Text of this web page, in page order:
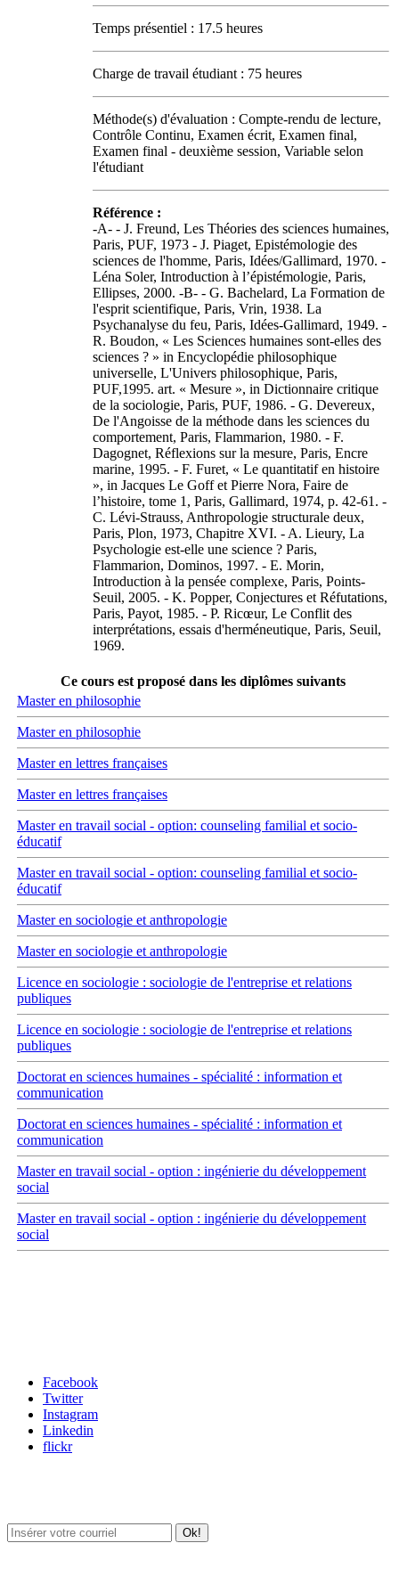
Temps présentiel : 17.5 heures
Charge de travail étudiant : 75 heures
Méthode(s) d'évaluation : Compte-rendu de lecture,
Contrôle Continu, Examen écrit, Examen final,
Examen final - deuxième session, Variable selon
l'étudiant
Référence :
-A- - J. Freund, Les Théories des sciences humaines,
Paris, PUF, 1973 - J. Piaget, Epistémologie des
sciences de l'homme, Paris, Idées/Gallimard, 1970. -
Léna Soler, Introduction à l’épistémologie, Paris,
Ellipses, 2000. -B- - G. Bachelard, La Formation de
l'esprit scientifique, Paris, Vrin, 1938. La
Psychanalyse du feu, Paris, Idées-Gallimard, 1949. -
R. Boudon, « Les Sciences humaines sont-elles des
sciences ? » in Encyclopédie philosophique
universelle, L'Univers philosophique, Paris,
PUF,1995. art. « Mesure », in Dictionnaire critique
de la sociologie, Paris, PUF, 1986. - G. Devereux,
De l'Angoisse de la méthode dans les sciences du
comportement, Paris, Flammarion, 1980. - F.
Dagognet, Réflexions sur la mesure, Paris, Encre
marine, 1995. - F. Furet, « Le quantitatif en histoire
», in Jacques Le Goff et Pierre Nora, Faire de
l’histoire, tome 1, Paris, Gallimard, 1974, p. 42‑61. -
C. Lévi-Strauss, Anthropologie structurale deux,
Paris, Plon, 1973, Chapitre XVI. - A. Lieury, La
Psychologie est-elle une science ? Paris,
Flammarion, Dominos, 1997. - E. Morin,
Introduction à la pensée complexe, Paris, Points-
Seuil, 2005. - K. Popper, Conjectures et Réfutations,
Paris, Payot, 1985. - P. Ricœur, Le Conflit des
interprétations, essais d'herméneutique, Paris, Seuil,
1969.
Ce cours est proposé dans les diplômes suivants
Master en philosophie
Master en philosophie
Master en lettres françaises
Master en lettres françaises
Master en travail social - option: counseling familial et socio-
éducatif
Master en travail social - option: counseling familial et socio-
éducatif
Master en sociologie et anthropologie
Master en sociologie et anthropologie
Licence en sociologie : sociologie de l'entreprise et relations
publiques
Licence en sociologie : sociologie de l'entreprise et relations
publiques
Doctorat en sciences humaines - spécialité : information et
communication
Doctorat en sciences humaines - spécialité : information et
communication
Master en travail social - option : ingénierie du développement
social
Master en travail social - option : ingénierie du développement
social
Facebook
Twitter
Instagram
Linkedin
flickr